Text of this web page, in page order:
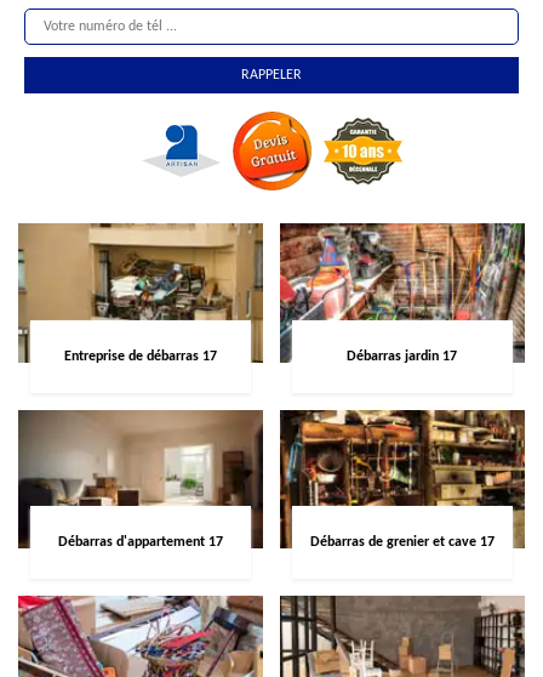
Entreprise de débarras 17 Débarras jardin 17
Débarras d'appartement 17 Débarras de grenier et cave 17